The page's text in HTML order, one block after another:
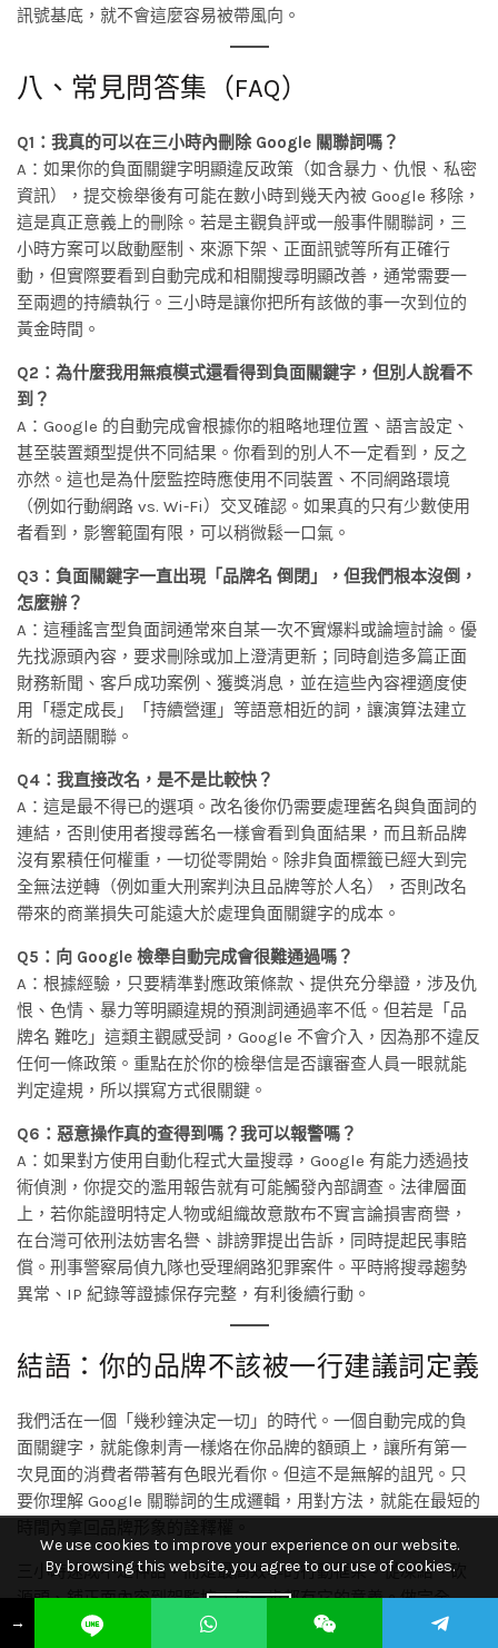
訊號基底，就不會這麼容易被帶風向。
八、常見問答集（FAQ）
Q1：我真的可以在三小時內刪除 Google 關聯詞嗎？
A：如果你的負面關鍵字明顯違反政策（如含暴力、仇恨、私密
資訊），提交檢舉後有可能在數小時到幾天內被 Google 移除，
這是真正意義上的刪除。若是主觀負評或一般事件關聯詞，三
小時方案可以啟動壓制、來源下架、正面訊號等所有正確行
動，但實際要看到自動完成和相關搜尋明顯改善，通常需要一
至兩週的持續執行。三小時是讓你把所有該做的事一次到位的
黃金時間。
Q2：為什麼我用無痕模式還看得到負面關鍵字，但別人說看不
到？
A：Google 的自動完成會根據你的粗略地理位置、語言設定、
甚至裝置類型提供不同結果。你看到的別人不一定看到，反之
亦然。這也是為什麼監控時應使用不同裝置、不同網路環境
（例如行動網路 vs. Wi-Fi）交叉確認。如果真的只有少數使用
者看到，影響範圍有限，可以稍微鬆一口氣。
Q3：負面關鍵字一直出現「品牌名 倒閉」，但我們根本沒倒，
怎麼辦？
A：這種謠言型負面詞通常來自某一次不實爆料或論壇討論。優
先找源頭內容，要求刪除或加上澄清更新；同時創造多篇正面
財務新聞、客戶成功案例、獲獎消息，並在這些內容裡適度使
用「穩定成長」「持續營運」等語意相近的詞，讓演算法建立
新的詞語關聯。
Q4：我直接改名，是不是比較快？
A：這是最不得已的選項。改名後你仍需要處理舊名與負面詞的
連結，否則使用者搜尋舊名一樣會看到負面結果，而且新品牌
沒有累積任何權重，一切從零開始。除非負面標籤已經大到完
全無法逆轉（例如重大刑案判決且品牌等於人名），否則改名
帶來的商業損失可能遠大於處理負面關鍵字的成本。
Q5：向 Google 檢舉自動完成會很難通過嗎？
A：根據經驗，只要精準對應政策條款、提供充分舉證，涉及仇
恨、色情、暴力等明顯違規的預測詞通過率不低。但若是「品
牌名 難吃」這類主觀感受詞，Google 不會介入，因為那不違反
任何一條政策。重點在於你的檢舉信是否讓審查人員一眼就能
判定違規，所以撰寫方式很關鍵。
Q6：惡意操作真的查得到嗎？我可以報警嗎？
A：如果對方使用自動化程式大量搜尋，Google 有能力透過技
術偵測，你提交的濫用報告就有可能觸發內部調查。法律層面
上，若你能證明特定人物或組織故意散布不實言論損害商譽，
在台灣可依刑法妨害名譽、誹謗罪提出告訴，同時提起民事賠
償。刑事警察局偵九隊也受理網路犯罪案件。平時將搜尋趨勢
異常、IP 紀錄等證據保存完整，有利後續行動。
結語：你的品牌不該被一行建議詞定義
我們活在一個「幾秒鐘決定一切」的時代。一個自動完成的負
面關鍵字，就能像刺青一樣烙在你品牌的額頭上，讓所有第一
次見面的消費者帶著有色眼光看你。但這不是無解的詛咒。只
要你理解 Google 關聯詞的生成邏輯，用對方法，就能在最短的
三小時速成不是神話，而是最高效率的行動框架。從凍結、砍
源頭、鋪正面內容到架監控，每一步都有它的意義。做完全
套，你不再是無助的受害者，而是有能力掌握數位足跡的品牌
→
We use cookies to improve your experience on our website.
By browsing this website, you agree to our use of cookies.